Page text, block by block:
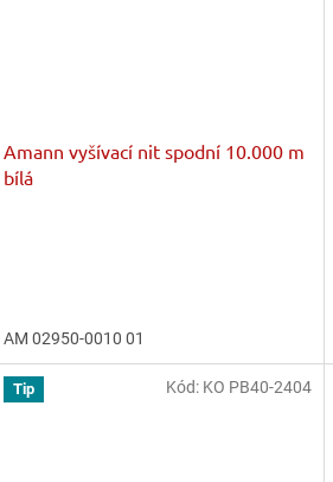
Amann vyšívací nit spodní 10.000 m
bílá
z
5
hvězdiček.
AM 02950-0010 01
Tip Kód: KO PB40-2404